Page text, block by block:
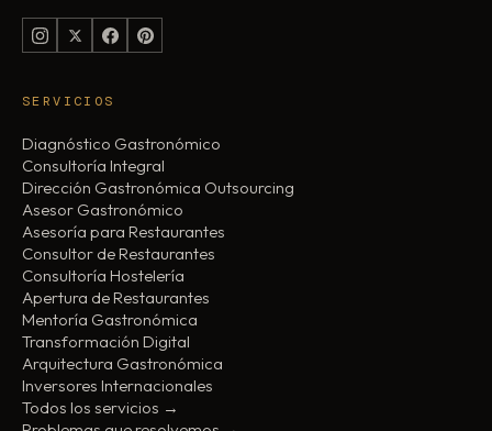
SERVICIOS
Diagnóstico Gastronómico
Consultoría Integral
Dirección Gastronómica Outsourcing
Asesor Gastronómico
Asesoría para Restaurantes
Consultor de Restaurantes
Consultoría Hostelería
Apertura de Restaurantes
Mentoría Gastronómica
Transformación Digital
Arquitectura Gastronómica
Inversores Internacionales
Todos los servicios →